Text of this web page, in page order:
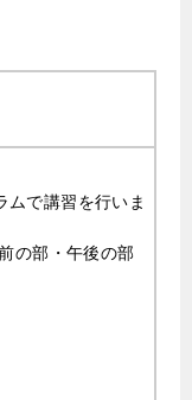
ムで講習を行いま
の部・午後の部